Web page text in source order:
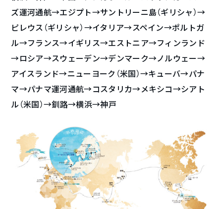
ズ運河通航→エジプト→サントリーニ島（ギリシャ）→
ピレウス（ギリシャ）→イタリア→スペイン→ポルトガ
ル→フランス→イギリス→エストニア→フィンランド
→ロシア→スウェーデン→デンマーク→ノルウェー→
アイスランド→ニューヨーク（米国）→キューバ→パナ
マ→パナマ運河通航→コスタリカ→メキシコ→シアト
ル（米国）→釧路→横浜→神戸